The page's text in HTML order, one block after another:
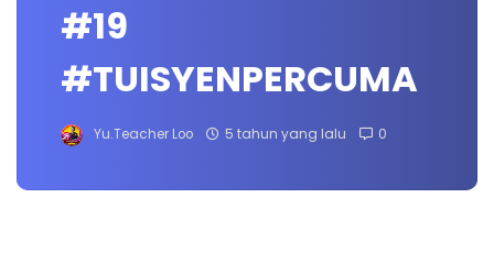
#19
#TUISYENPERCUMA
Yu.Teacher Loo 5 tahun yang lalu 0